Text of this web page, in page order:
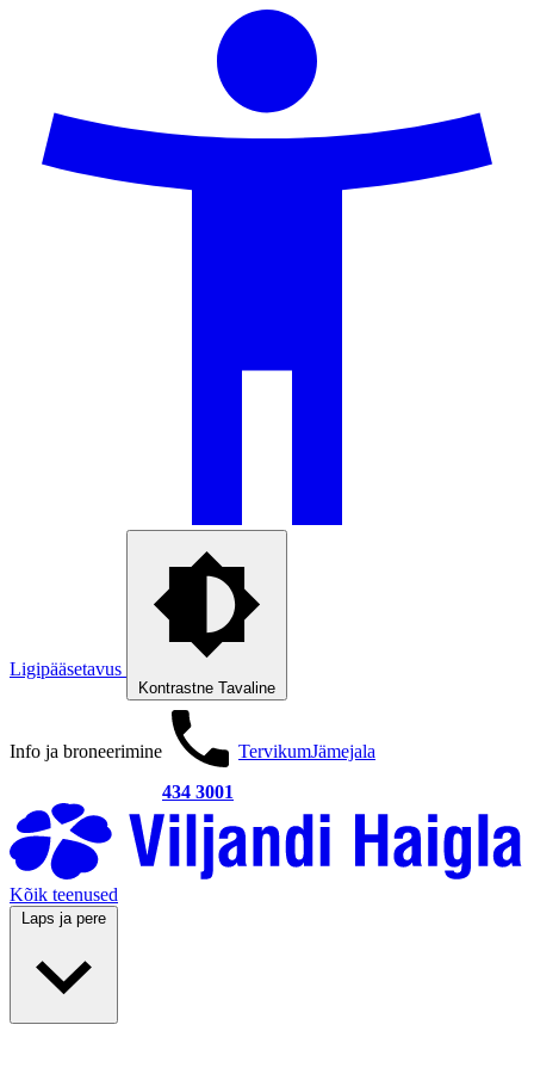
Ligipääsetavus
Kontrastne Tavaline
Info ja broneerimine
434 3001
TervikumJämejala
Kõik teenused
Laps ja pere